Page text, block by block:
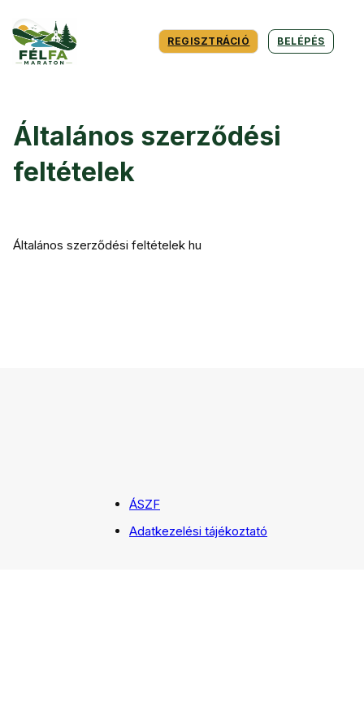
BELÉPÉS
REGISZTRÁCIÓ
Általános szerződési
feltételek
Általános szerződési feltételek hu
ÁSZF
Adatkezelési tájékoztató